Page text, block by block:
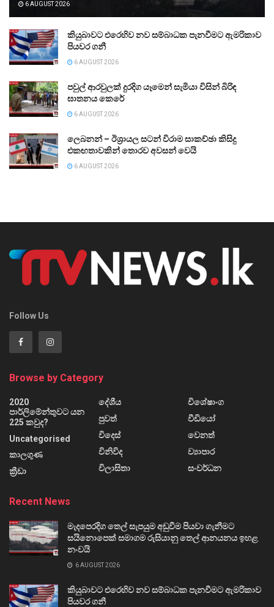
6 AUGUST 2026
කියුබාවට එරෙහිව නව සම්බාධක පැනවීමට ඇමරිකාව
පියවර ගනී
6 AUGUST 2026
පවුල් ආරවුලක් දුරදිග යෑමෙන් සැමියා විසින් බිරිඳ
ඝාතනය කෙරේ
6 AUGUST 2026
ලෙබනන් – ඊශ්‍රායල සටන් විරාම සාකච්ඡා කිසිදු
එකඟතාවකින් තොරව අවසන් වෙයි
6 AUGUST 2026
Follow Us
Browse by Category
2020
පාර්ලිමේන්තුවට යන
225 කවුද?
Uncategorised
කාලගුණ
ක්‍රීඩා
දේශීය
පුවත්
විදෙස්
විනිවිද
විලාසිතා
විශේෂාංග
වීඩියෝ
වෙනත්
ව්‍යාපාර
සංවර්ධන
Recent News
මැදපෙරදිග තෙල් සැපයුම අඩුවීම පියවා ගැනීමට
සයිනොපෙක් සමාගම රුසියානු තෙල් ආනයනය ඉහළ
නංවයි
6 AUGUST 2026
කියුබාවට එරෙහිව නව සම්බාධක පැනවීමට ඇමරිකාව
පියවර ගනී